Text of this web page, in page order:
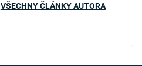
VŠECHNY ČLÁNKY AUTORA